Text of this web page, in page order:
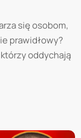
się osobom,
prawidłowy?
oddychają